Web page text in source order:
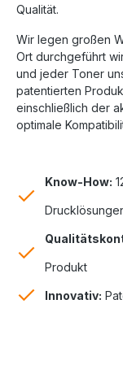
Qualität.
Wir legen großen
Ort durchgeführt
und jeder Toner
patentierten
einschließlich der
optimale
Know-How:
Produkt
Innovativ: